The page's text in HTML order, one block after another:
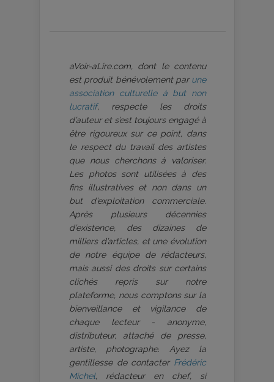
aVoir-aLire.com, dont le contenu
est produit bénévolement par une
association culturelle à but non
lucratif, respecte les droits
d’auteur et s’est toujours engagé à
être rigoureux sur ce point, dans
le respect du travail des artistes
que nous cherchons à valoriser.
Les photos sont utilisées à des
fins illustratives et non dans un
but d’exploitation commerciale.
Après plusieurs décennies
d’existence, des dizaines de
milliers d’articles, et une évolution
de notre équipe de rédacteurs,
mais aussi des droits sur certains
clichés repris sur notre
plateforme, nous comptons sur la
bienveillance et vigilance de
chaque lecteur - anonyme,
distributeur, attaché de presse,
artiste, photographe. Ayez la
gentillesse de contacter Frédéric
Michel, rédacteur en chef, si